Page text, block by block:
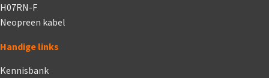
H07RN-F
Neopreen kabel
Handige links
Kennisbank